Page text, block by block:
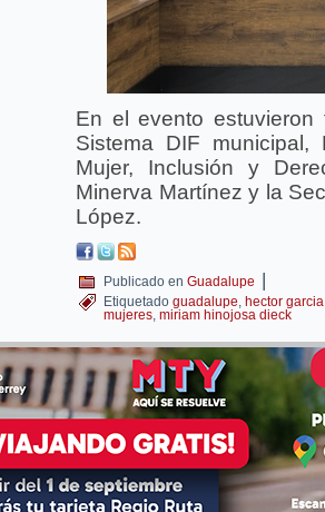
En el evento estuvieron
Sistema DIF
Mujer, Inclusión y
Minerva Martínez y la
López.
Publicado en Guadalupe |
Etiquetado guadalupe, hector
mujeres, miriam hinojosa dieck